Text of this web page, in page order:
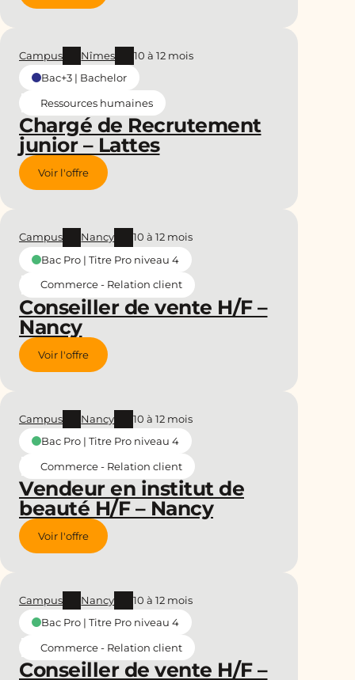
Chargé de Recrutement
junior – Lattes
Campus Nîmes
10 à 12 mois
Bac+3 | Bachelor
Ressources humaines
Voir l'offre
Conseiller de vente H/F –
Nancy
Campus Nancy
10 à 12 mois
Bac Pro | Titre Pro niveau 4
Commerce - Relation client
Voir l'offre
Vendeur en institut de
beauté H/F – Nancy
Campus Nancy
10 à 12 mois
Bac Pro | Titre Pro niveau 4
Commerce - Relation client
Voir l'offre
Conseiller de vente H/F –
Campus Nancy
10 à 12 mois
Bac Pro | Titre Pro niveau 4
Commerce - Relation client